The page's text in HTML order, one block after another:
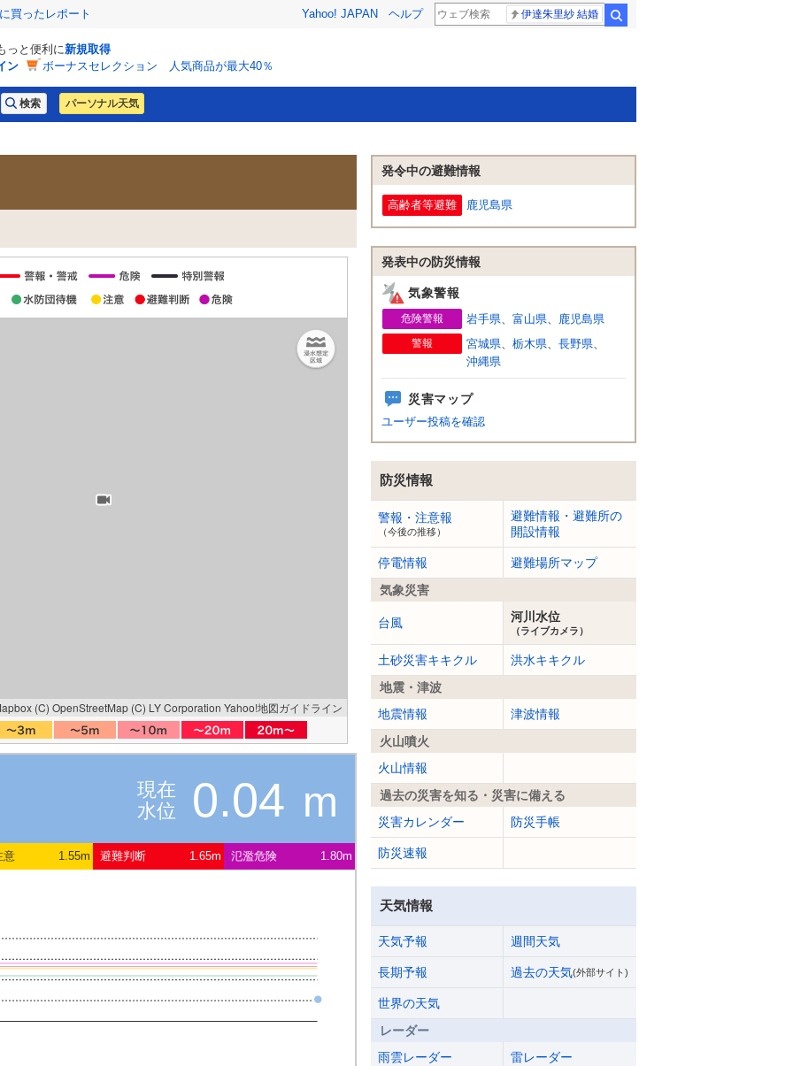
買ったレポート Yahoo! JAPAN ヘルプ 伊達朱里紗 結婚
っと便利に新規取得
ン
ボーナスセレクション 人気商品が最大40％
パーソナル天気
(C) OpenStreetMap (C) LY Corporation Yahoo!地図ガイドライン
現在
水位
0.04 m
意 1.55m 避難判断 1.65m 氾濫危険 1.80m
発令中の避難情報
高齢者等避難 鹿児島県
発表中の防災情報
気象警報
危険警報 岩手県、 富山県、 鹿児島県
警報 宮城県、 栃木県、 長野県、
沖縄県
災害マップ
ユーザー投稿を確認
防災情報
警報・注意報
（今後の推移）
避難情報・避難所の
開設情報
停電情報
避難場所マップ
気象災害
台風 河川水位
（ライブカメラ）
土砂災害キキクル
洪水キキクル
地震・津波
地震情報
津波情報
火山噴火
火山情報
過去の災害を知る・災害に備える
災害カレンダー
防災手帳
防災速報
天気情報
天気予報 週間天気
長期予報 過去の天気(外部サイト)
世界の天気
レーダー
雨雲レーダー
雷レーダー